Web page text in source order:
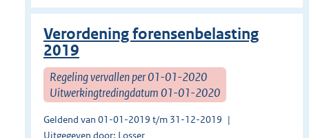
Verordening forensenbelasting
2019
Regeling vervallen per 01-01-2020
Uitwerkingtredingdatum 01-01-2020
Geldend van 01-01-2019 t/m 31-12-2019